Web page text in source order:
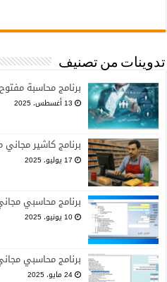
تدوينات من تصنيف
برنامج محاسبة
13 أغسطس، 2025
برنامج كاشير مجاني
17 يوليو، 2025
برنامج محاسبي
10 يونيو، 2025
برنامج محاسبي
24 مايو، 2025